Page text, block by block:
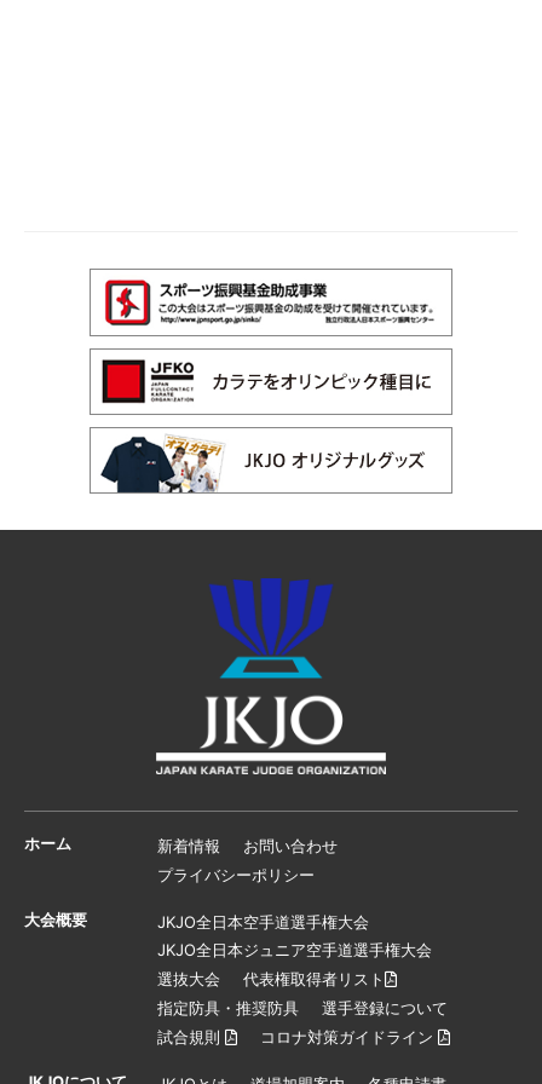
ホーム 新着情報
お問い合わせ
プライバシーポリシー
大会概要
JKJO全日本空手道選手権大会
JKJO全日本ジュニア空手道選手権大会
選抜大会
代表権取得者リスト
指定防具・推奨防具
選手登録について
試合規則
コロナ対策ガイドライン